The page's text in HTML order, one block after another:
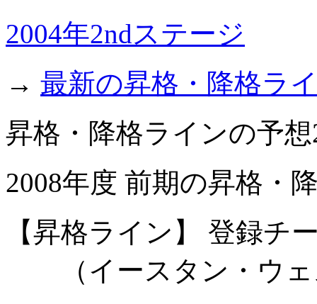
2004年2ndステージ
→ 最新の昇格・降格ラ
昇格・降格ラインの予想
2008年度 前期の昇格・
【昇格ライン】 登録チ
（イースタン・ウェ